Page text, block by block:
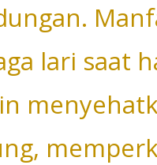
lari saat